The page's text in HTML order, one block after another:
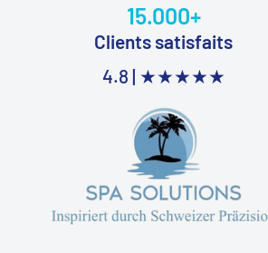
15.000+
Clients satisfaits
4.8 | ★★★★★